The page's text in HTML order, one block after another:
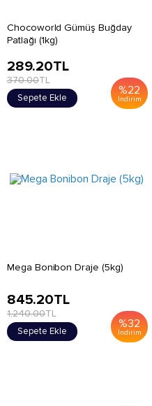
Chocoworld Gümüş Buğday
Patlağı (1kg)
%22
İndirim
289.20TL
370.00TL
Sepete Ekle
Mega Bonibon Draje (5kg)
%32
İndirim
845.20TL
1,240.00TL
Sepete Ekle